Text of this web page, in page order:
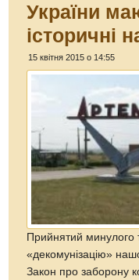
України
історичні
15 квітня 2015 о 14:55
Прийнятий минулого
«декомунізацію»
Закон про заборону